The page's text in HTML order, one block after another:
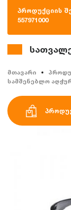
პროდუქციის
557971000
მთავარი
სამშენებლო